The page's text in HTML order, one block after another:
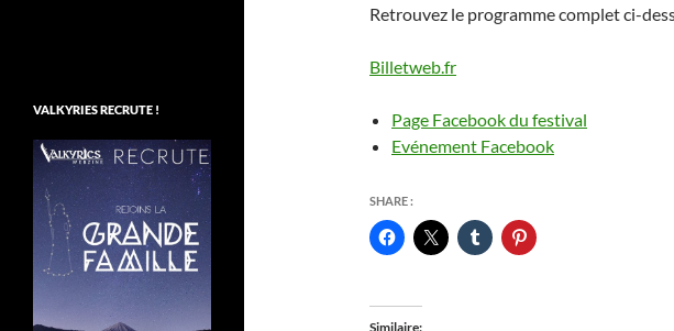
Retrouvez le programme complet ci-
Billetweb.fr
Page Facebook du festival
Evénement Facebook
SHARE :
Similaire
VALKYRIES RECRUTE !